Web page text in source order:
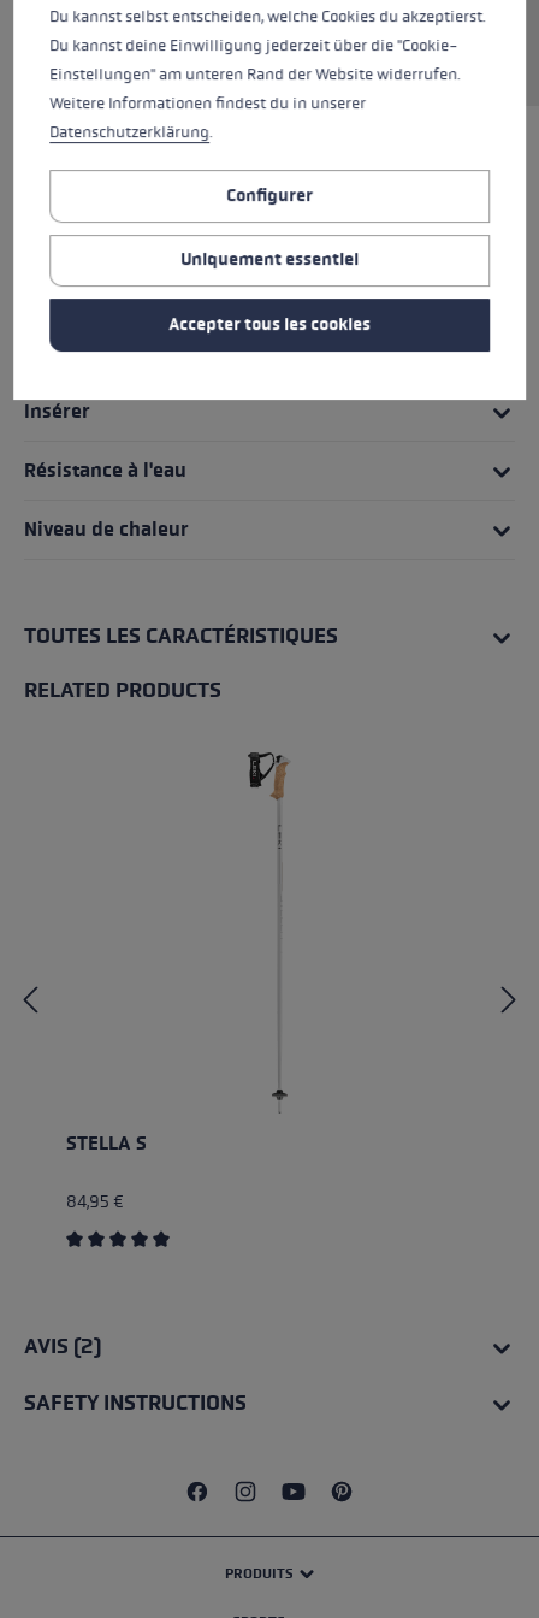
permet de conserver à tout moment une
bonne prise sur votre bâton.
MEILLEURS PRODUITS
Poignée - Système de dragonne/gant
Détails des gants
Insérer
Résistance à l'eau
Niveau de chaleur
TOUTES LES CARACTÉRISTIQUES
RELATED PRODUCTS
STELLA S
84,95 €
AVIS (2)
SAFETY INSTRUCTIONS
PRODUITS
Du kannst selbst entscheiden, welche Cookies du akzeptierst.
Du kannst deine Einwilligung jederzeit über die "Cookie-
Einstellungen" am unteren Rand der Website widerrufen.
Weitere Informationen findest du in unserer
Datenschutzerklärung.
Configurer
Uniquement essentiel
Accepter tous les cookies